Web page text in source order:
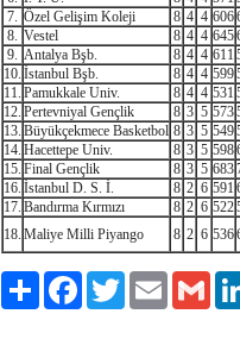
7. Özel Gelişim Koleji 8 4 4 606
8. Vestel 8 4 4 645
9.
Antalya Bşb. 8 4 4 611
10. İstanbul Bşb. 8 4 4 599
11. Pamukkale Univ. 8 4 4 531
12. Pertevniyal Gençlik 8 3 5 573
13. Büyükçekmece Basketbol 8 3 5 549
14. Hacettepe Univ. 8 3 5 598
15. Final Gençlik 8 3 5 683
16. İstanbul D. S. İ. 8 2 6 591
17. Bandırma Kırmızı 8 2 6 522
18. Maliye Milli Piyango 8 2 6 536
Paylaş FacebookTwitter Email Gmail